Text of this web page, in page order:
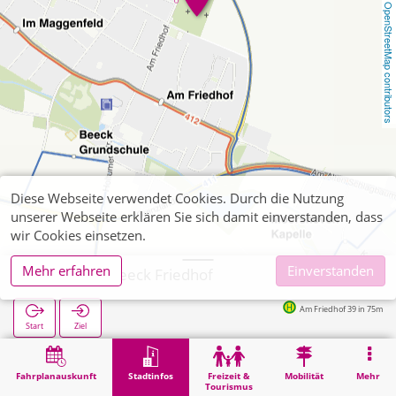
OpenStreetMap contributors
Fahrplanauskunft Stadtinfos
Freizeit &
Tourismus
Mobilität Mehr
Wegberg, Beeck Friedhof
Start Ziel
Am Friedhof 39 in 75m
Stadtinfos Wegberg, Beeck Friedhof
Diese Webseite verwendet Cookies. Durch die Nutzung
unserer Webseite erklären Sie sich damit einverstanden, dass
wir Cookies einsetzen.
Mehr erfahren
Einverstanden